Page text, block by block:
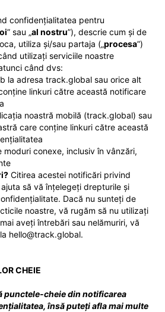
confidențialitatea pentru
” sau „al nostru”), descrie cum și de
utiliza și/sau partaja („procesa”)
utilizați serviciile noastre
când dvs:
la adresa track.global sau orice alt
linkuri către această notificare
noastră mobilă (track.global) sau
care conține linkuri către această
moduri conexe, inclusiv în vânzări,
Citirea acestei notificări privind
să vă înțelegeți drepturile și
Dacă nu sunteți de
noastre, vă rugăm să nu utilizați
aveți întrebări sau nelămuriri, vă
hello@track.global.
CHEIE
punctele-cheie din notificarea
însă puteți afla mai multe